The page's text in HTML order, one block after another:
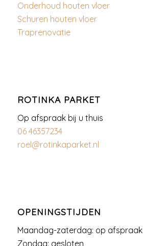
Onderhoud houten vloer
Schuren houten vloer
Traprenovatie
ROTINKA PARKET
Op afspraak bij u thuis
06 46357234
roel@rotinkaparket.nl
OPENINGSTIJDEN
Maandag-zaterdag: op afspraak
Zondag: gesloten